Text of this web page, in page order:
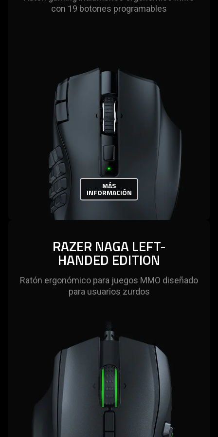
con 19 botones programables
MÁS
INFORMACIÓN
RAZER NAGA LEFT-
HANDED EDITION
Ratón ergonómico para juegos MMO diseñado
para usuarios zurdos